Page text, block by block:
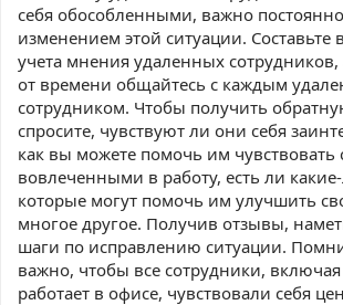
себя обособленными, важно
изменением этой ситуации. Составьте
учета мнения удаленных сотрудников,
от времени общайтесь с каждым
сотрудником. Чтобы получить
спросите, чувствуют ли они себя
как вы можете помочь им чувствовать
вовлеченными в работу, есть ли
которые могут помочь им улучшить
многое другое. Получив отзывы,
шаги по исправлению ситуации.
важно, чтобы все сотрудники, включая
работает в офисе, чувствовали себя